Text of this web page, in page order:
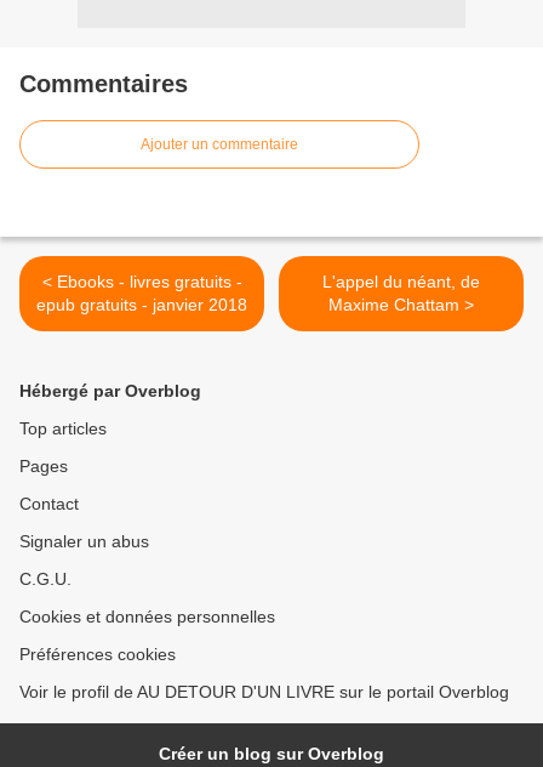
Commentaires
Ajouter un commentaire
< Ebooks - livres gratuits -
epub gratuits - janvier 2018
L'appel du néant, de
Maxime Chattam >
Hébergé par Overblog
Top articles
Pages
Contact
Signaler un abus
C.G.U.
Cookies et données personnelles
Préférences cookies
Voir le profil de AU DETOUR D'UN LIVRE sur le portail Overblog
Créer un blog sur Overblog